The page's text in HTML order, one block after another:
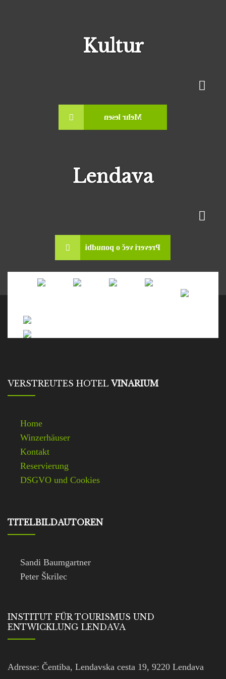
Kultur
faszinierenden Gebäude der organischen
Architektur befindet, hat ein reichhaltiges
Mehr lesen
Lendava
Lendava
mehrerer wichtiger Routen liegende slowenische
Stadt. Sie zeichnet sich durch ihre ausgeprägte
Preveri več o ponudbi
VERSTREUTES HOTEL VINARIUM
Home
Winzerhäuser
Kontakt
Reservierung
DSGVO und Cookies
TITELBILDAUTOREN
Sandi Baumgartner
Peter Škrilec
INSTITUT FÜR TOURISMUS UND
ENTWICKLUNG LENDAVA
Adresse: Čentiba, Lendavska cesta 19, 9220 Lendava